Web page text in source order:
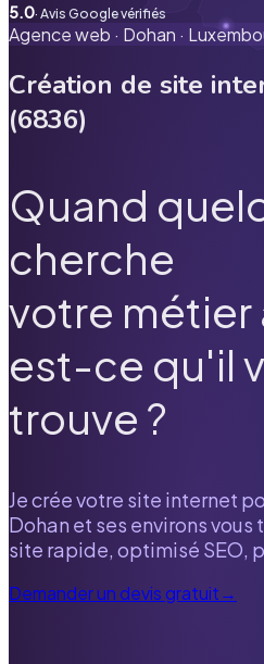
5.0· Avis Google vérifiés
Agence web · Dohan ·
Création de site
(6836)
Quand
cherche
votre métier
est-ce qu'il
trouve ?
Je crée votre site internet
Dohan et ses environs vous
site rapide, optimisé SEO,
Demander un devis gratuit→